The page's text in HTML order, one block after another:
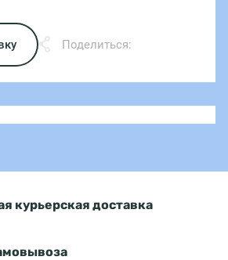
Поделиться:
курьерская доставка